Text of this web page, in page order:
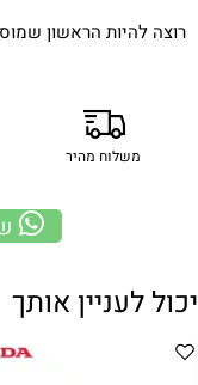
רוצה להיות הראשון
משלוח מהיר
יכול לעניין אותך